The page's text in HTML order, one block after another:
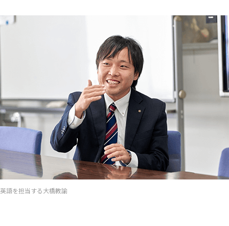
英語を担当する大橋教諭